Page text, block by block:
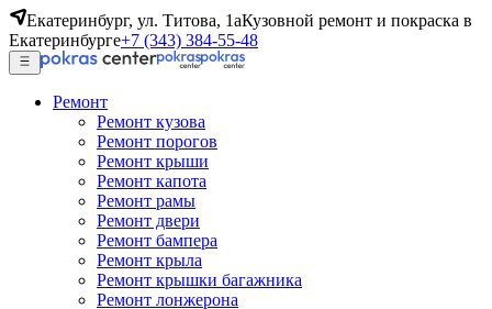
Екатеринбург, ул. Титова, 1аКузовной ремонт и покраска в
Екатеринбурге+7 (343) 384-55-48
Ремонт
Ремонт кузова
Ремонт порогов
Ремонт крыши
Ремонт капота
Ремонт рамы
Ремонт двери
Ремонт бампера
Ремонт крыла
Ремонт крышки багажника
Ремонт лонжерона